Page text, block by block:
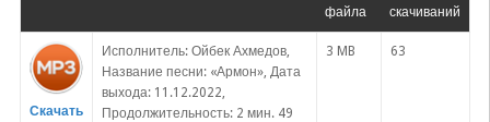
файла
скачиваний
Скачать
Исполнитель: Ойбек Ахмедов,
Название песни: «Армон», Дата
выхода: 11.12.2022,
Продолжительность: 2 мин. 49
3 MB 63